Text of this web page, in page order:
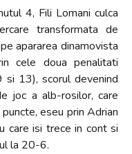
4, Fili Lomani culca
transformata de
apararea dinamovista
cele doua penalitati
si 13), scorul devenind
joc a alb-rosilor, care
eseu prin Adrian
care isi trece in cont si
la 20-6.